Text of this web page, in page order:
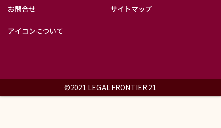
お問合せ サイトマップ
アイコンについて
©2021 LEGAL FRONTIER 21